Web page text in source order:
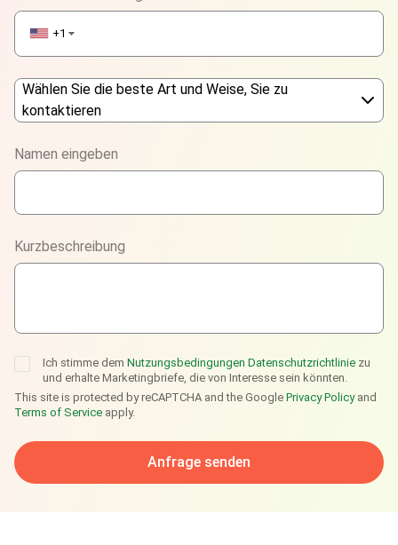
+1 ▼
Wählen Sie die beste Art und Weise, Sie zu
kontaktieren
WhatsApp
Viber
Telegram
Namen eingeben
Kurzbeschreibung
Ich stimme dem Nutzungsbedingungen Datenschutzrichtlinie zu
und erhalte Marketingbriefe, die von Interesse sein könnten.
This site is protected by reCAPTCHA and the Google Privacy Policyand
Terms of Service apply.
Anfrage senden